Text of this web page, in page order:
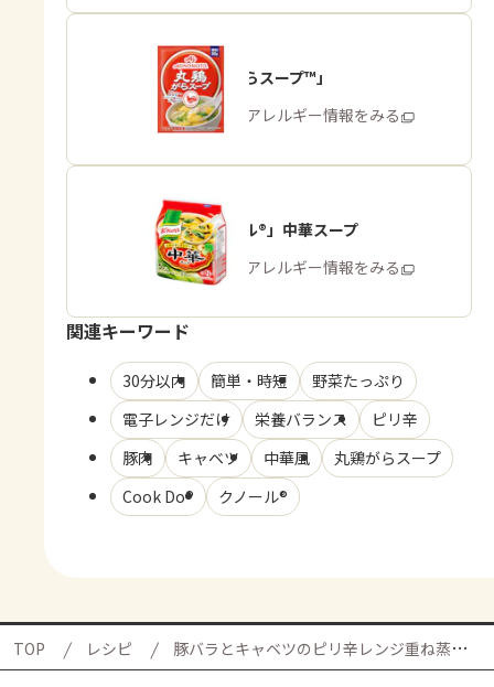
「丸鶏がらスープ™」
商品・アレルギー情報をみる
「クノール®」中華スープ
商品・アレルギー情報をみる
関連キーワード
30分以内 簡単・時短
野菜たっぷり
電子レンジだけ
栄養バランス
ピリ辛
豚肉
キャベツ 中華風
丸鶏がらスープ
Cook Do®
クノール®
TOP レシピ 豚バラとキャベツのピリ辛レンジ重ね蒸しの献立